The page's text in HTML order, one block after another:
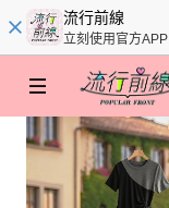
流行前線
立刻使用官方APP